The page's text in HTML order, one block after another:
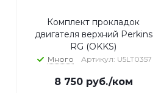
Комплект прокладок
двигателя верхний Perkins
RG (OKKS)
Много Артикул: U5LT0357
8 750руб./ком